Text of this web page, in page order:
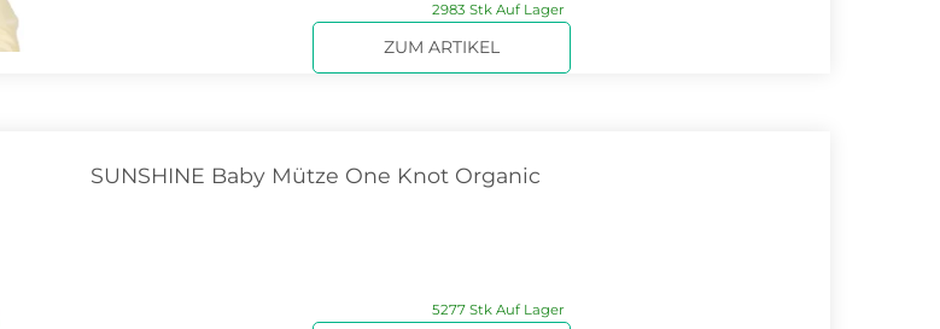
2983 Stk Auf Lager
ZUM ARTIKEL
SUNSHINE Baby Mütze One Knot Organic
5277 Stk Auf Lager